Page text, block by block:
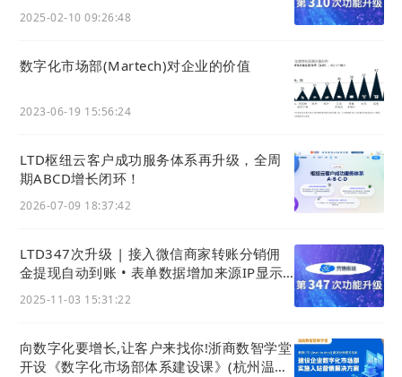
2025-02-10 09:26:48
数字化市场部(Martech)对企业的价值
2023-06-19 15:56:24
LTD枢纽云客户成功服务体系再升级，全周
期ABCD增长闭环！
2026-07-09 18:37:42
LTD347次升级 | 接入微信商家转账分销佣
金提现自动到账 • 表单数据增加来源IP显示 •
2025-11-03 15:31:22
向数字化要增长,让客户来找你!浙商数智学堂
开设《数字化市场部体系建设课》(杭州温州